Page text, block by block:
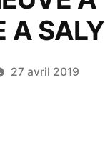
A SALY
27 avril 2019